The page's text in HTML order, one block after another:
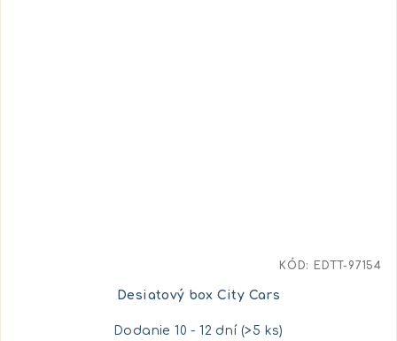
Desiatový box City Cars
Dodanie 10 - 12 dní(>5 ks)
KÓD: EDTT-97154